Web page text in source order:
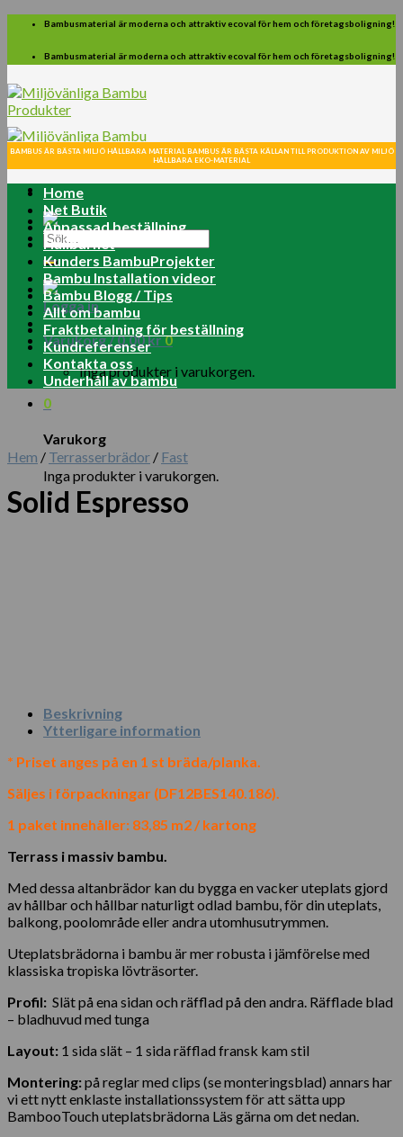
Skip
content
Bambusmaterial är moderna och attraktiv ecoval för hem och företagsboligning!
Bambusmaterial är moderna och attraktiv ecoval för hem och företagsboligning!
Sök
efter:
Logga in
Varukorg /0.00kr0
Inga produkter i varukorgen.
0
Varukorg
Inga produkter i varukorgen.
BAMBUS ÄR BÄSTA MILJÖ HÅLLBARA MATERIAL BAMBUS ÄR BÄSTA KÄLLAN TILL PRODUKTION AV MILJÖ
HÅLLBARA EKO-MATERIAL
Home
Net Butik
Anpassad beställning
Hållbarhet
Kunders BambuProjekter
Bambu Installation videor
Bambu Blogg / Tips
Allt om bambu
Fraktbetalning för beställning
Kundreferenser
Kontakta oss
Underhåll av bambu
Hem / Terrasserbrädor / Fast
Solid Espresso
Beskrivning
Ytterligare information
* Priset anges på en 1 st bräda/planka.
Säljes i förpackningar (DF12BES140.186).
1 paket innehåller: 83,85 m2 / kartong
Terrass i massiv bambu.
Med dessa altanbrädor kan du bygga en vacker uteplats gjord
av hållbar och hållbar naturligt odlad bambu, för din uteplats,
balkong, poolområde eller andra utomhusutrymmen.
Uteplatsbrädorna i bambu är mer robusta i jämförelse med
klassiska tropiska lövträsorter.
Profil: Slät på ena sidan och räfflad på den andra. Räfflade blad
– bladhuvud med tunga
Layout: 1 sida slät – 1 sida räfflad fransk kam stil
Montering:på reglar med clips (se monteringsblad) annars har
vi ett nytt enklaste installationssystem för att sätta upp
BambooTouch uteplatsbrädorna Läs gärna om det nedan.